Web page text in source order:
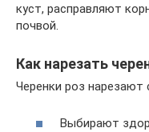
куст, расправляют
почвой.
Как нарезать
Черенки роз
Выбирают